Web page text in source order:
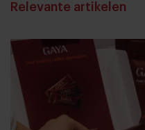
Relevante artikelen